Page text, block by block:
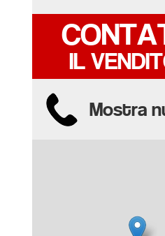
IL
Mostra
IL
Mostra